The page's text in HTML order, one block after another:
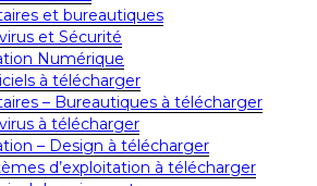
et bureautiques
et Sécurité
Numérique
à télécharger
– Bureautiques à télécharger
à télécharger
– Design à télécharger
d’exploitation à télécharger